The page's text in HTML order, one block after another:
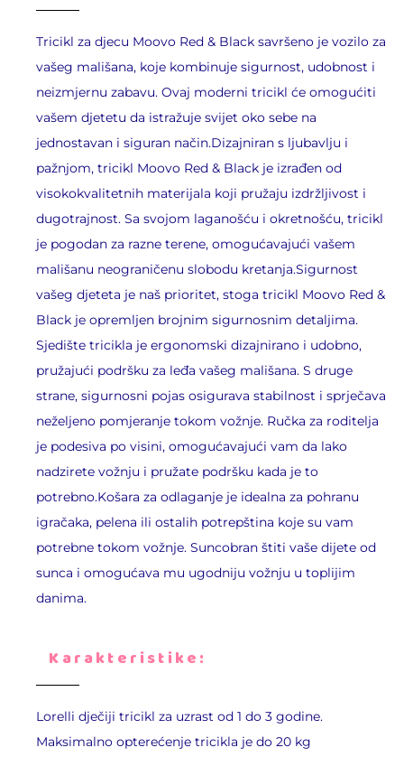
Tricikl za djecu Moovo Red & Black savršeno je vozilo za
vašeg mališana, koje kombinuje sigurnost, udobnost i
neizmjernu zabavu. Ovaj moderni tricikl će omogućiti
vašem djetetu da istražuje svijet oko sebe na
jednostavan i siguran način.Dizajniran s ljubavlju i
pažnjom, tricikl Moovo Red & Black je izrađen od
visokokvalitetnih materijala koji pružaju izdržljivost i
dugotrajnost. Sa svojom laganošću i okretnošću, tricikl
je pogodan za razne terene, omogućavajući vašem
mališanu neograničenu slobodu kretanja.Sigurnost
vašeg djeteta je naš prioritet, stoga tricikl Moovo Red &
Black je opremljen brojnim sigurnosnim detaljima.
Sjedište tricikla je ergonomski dizajnirano i udobno,
pružajući podršku za leđa vašeg mališana. S druge
strane, sigurnosni pojas osigurava stabilnost i sprječava
neželjeno pomjeranje tokom vožnje. Ručka za roditelja
je podesiva po visini, omogućavajući vam da lako
nadzirete vožnju i pružate podršku kada je to
potrebno.Košara za odlaganje je idealna za pohranu
igračaka, pelena ili ostalih potrepština koje su vam
potrebne tokom vožnje. Suncobran štiti vaše dijete od
sunca i omogućava mu ugodniju vožnju u toplijim
danima.
Karakteristike:
Lorelli dječiji tricikl za uzrast od 1 do 3 godine.
Maksimalno opterećenje tricikla je do 20 kg